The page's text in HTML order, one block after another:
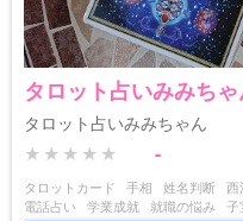
タロット占いみみち
タロット占いみみちゃん
-
タロットカード 手相 姓名判断 西
電話占い
学業成就 就職の悩み 子